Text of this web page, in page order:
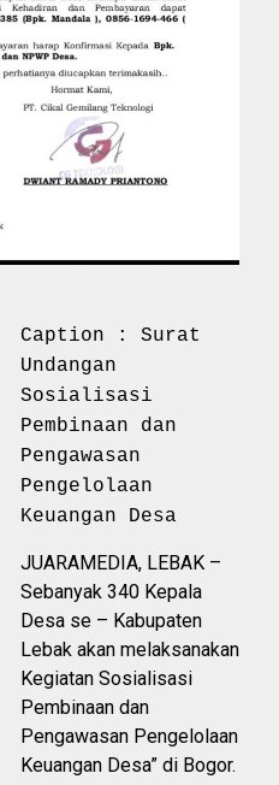
Caption : Surat
Undangan
Sosialisasi
Pembinaan dan
Pengawasan
Pengelolaan
Keuangan Desa
JUARAMEDIA, LEBAK –
Sebanyak 340 Kepala
Desa se – Kabupaten
Lebak akan melaksanakan
Kegiatan Sosialisasi
Pembinaan dan
Pengawasan Pengelolaan
Keuangan Desa” di Bogor.